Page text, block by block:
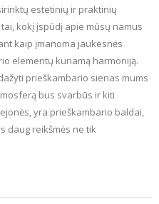
estetinių ir praktinių
kokį įspūdį apie mūsų namus
kaip įmanoma jaukesnės
elementų kuriamą harmoniją.
prieškambario sienas mums
bus svarbūs ir kiti
yra prieškambario baldai,
daug reikšmės ne tik